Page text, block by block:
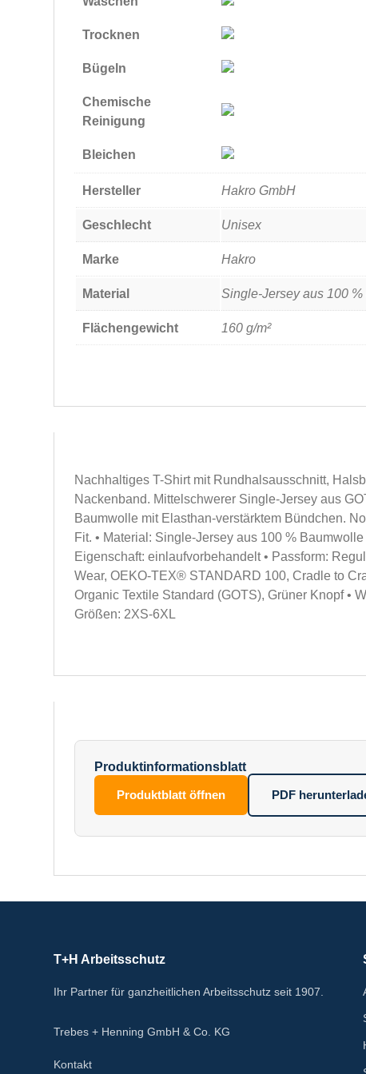
Trocknen
Bügeln
Chemische
Reinigung
Bleichen
Hersteller Hakro GmbH
Geschlecht Unisex
Marke Hakro
Material Single-Jersey aus 100
Flächengewicht 160 g/m²
Nachhaltiges T-Shirt mit Rundhalsausschnitt,
Nackenband. Mittelschwerer Single-Jersey aus
Baumwolle mit Elasthan-verstärktem Bündchen.
Fit. • Material: Single-Jersey aus 100 % Baumwolle
Eigenschaft: einlaufvorbehandelt • Passform:
Wear, OEKO-TEX® STANDARD 100, Cradle to
Organic Textile Standard (GOTS), Grüner Knopf •
Größen: 2XS-6XL
Produktinformationsblatt
Produktblatt öffnen PDF
T+H Arbeitsschutz
Ihr Partner für ganzheitlichen Arbeitsschutz seit 1907.
Trebes + Henning GmbH & Co. KG
Kontakt